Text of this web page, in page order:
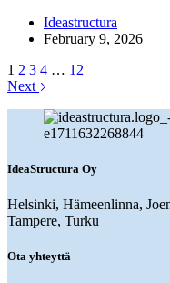
Ideastructura
February 9, 2026
1 2 3 4 … 12
Next
IdeaStructura Oy
Helsinki, Hämeenlinna,
Tampere, Turku
Ota yhteyttä